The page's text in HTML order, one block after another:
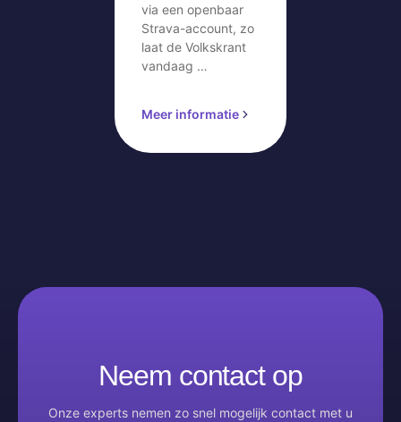
via een openbaar
Strava-account, zo
laat de Volkskrant
vandaag …
Meer informatie
Neem contact op
Onze experts nemen zo snel mogelijk contact met u